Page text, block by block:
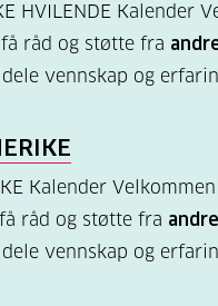
HVILENDE
råd og støtte fra
dele vennskap og
Kalender
råd og støtte fra andre
dele vennskap og